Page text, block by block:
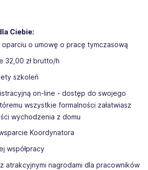
Ciebie:
o umowę o pracę tymczasową
32,00 zł brutto/h
szkoleń
on-line - dostęp do swojego
wszystkie formalności załatwiasz
wychodzenia z domu
Koordynatora
współpracy
atrakcyjnymi nagrodami dla pracowników